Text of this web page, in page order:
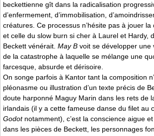
beckettienne gît dans la radicalisation
d’enfermement, d’immobilisation,
créatures. Ce processus n’hésite pas à jouer
et celle du slow burn si cher à Laurel et Hardy,
Beckett vénérait. May B voit se développer une
de la catastrophe à laquelle se mélange une
farcesque, absurde et dérisoire.
On songe parfois à Kantor tant la composition
pléonasme ou illustration d’un texte précis de
doute harponné Maguy Marin dans les rets de
irlandais (il y a cette fameuse danse du filet au
Godotnotamment), c’est la conscience aigue
dans les pièces de Beckett, les personnages